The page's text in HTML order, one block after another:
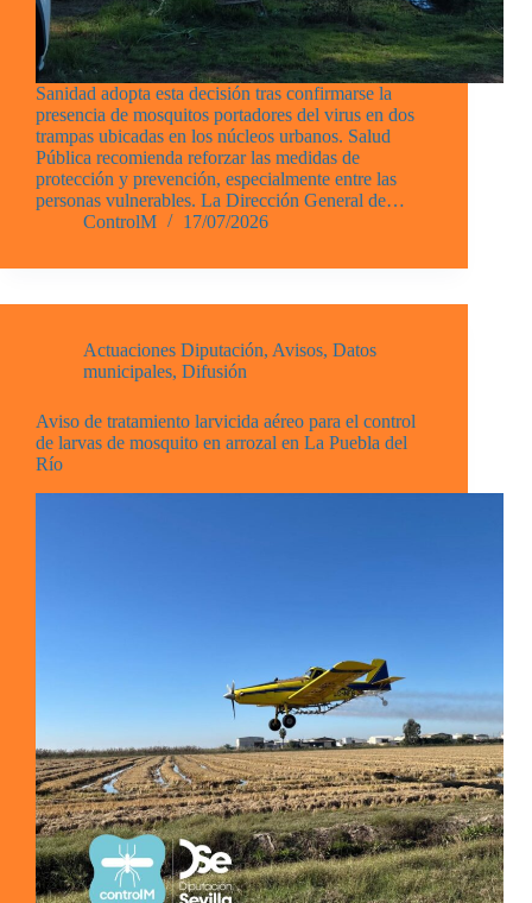
Sanidad adopta esta decisión tras confirmarse la
presencia de mosquitos portadores del virus en dos
trampas ubicadas en los núcleos urbanos. Salud
Pública recomienda reforzar las medidas de
protección y prevención, especialmente entre las
personas vulnerables. La Dirección General de…
ControlM
17/07/2026
Actuaciones Diputación, Avisos, Datos
municipales, Difusión
Aviso de tratamiento larvicida aéreo para el control
de larvas de mosquito en arrozal en La Puebla del
Río